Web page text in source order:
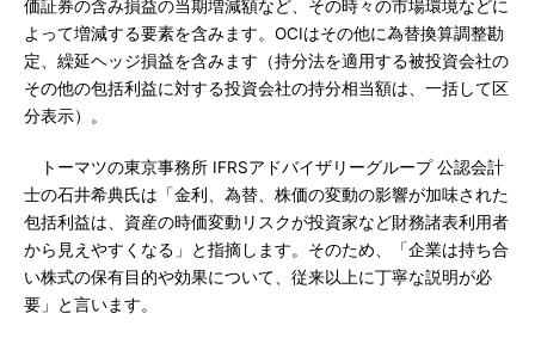
価証券の含み損益の当期増減額など、その時々の市場環境などに
よって増減する要素を含みます。OCIはその他に為替換算調整勘
定、繰延ヘッジ損益を含みます（持分法を適用する被投資会社の
その他の包括利益に対する投資会社の持分相当額は、一括して区
分表示）。
トーマツの東京事務所 IFRSアドバイザリーグループ 公認会計
士の石井希典氏は「金利、為替、株価の変動の影響が加味された
包括利益は、資産の時価変動リスクが投資家など財務諸表利用者
から見えやすくなる」と指摘します。そのため、「企業は持ち合
い株式の保有目的や効果について、従来以上に丁寧な説明が必
要」と言います。